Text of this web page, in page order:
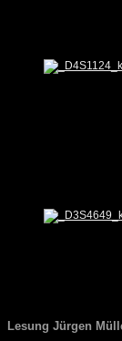
Lesung Jürgen